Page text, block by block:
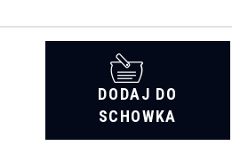
DODAJ DO
SCHOWKA